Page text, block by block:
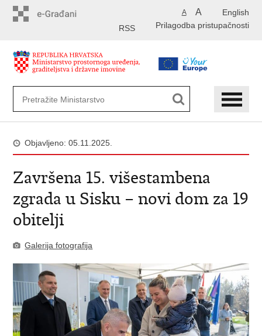
English
A A
Prilagodba pristupačnosti
RSS
Objavljeno: 05.11.2025.
Završena 15. višestambena
zgrada u Sisku – novi dom za 19
obitelji
Galerija fotografija